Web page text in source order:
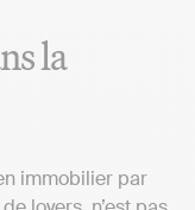
la
immobilier par